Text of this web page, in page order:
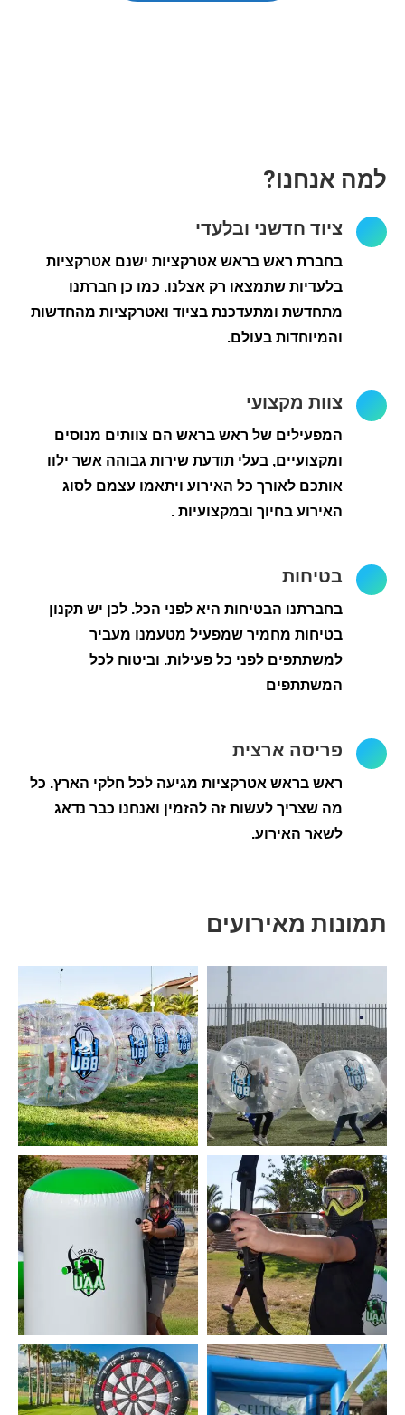
למה אנחנו?
ציוד חדשני ובלעדי
בחברת ראש בראש אטרקציות ישנם אטרקציות
בלעדיות שתמצאו רק אצלנו. כמו כן חברתנו
מתחדשת ומתעדכנת בציוד ואטרקציות מהחדשות
והמיוחדות בעולם.
צוות מקצועי
המפעילים של ראש בראש הם צוותים מנוסים
ומקצועיים, בעלי תודעת שירות גבוהה אשר ילוו
אותכם לאורך כל האירוע ויתאמו עצמם לסוג
האירוע בחיוך ובמקצועיות .
בטיחות
בחברתנו הבטיחות היא לפני הכל. לכן יש תקנון
בטיחות מחמיר שמפעיל מטעמנו מעביר
למשתתפים לפני כל פעילות. וביטוח לכל
המשתתפים
פריסה ארצית
ראש בראש אטרקציות מגיעה לכל חלקי הארץ. כל
מה שצריך לעשות זה להזמין ואנחנו כבר נדאג
לשאר האירוע.
תמונות מאירועים